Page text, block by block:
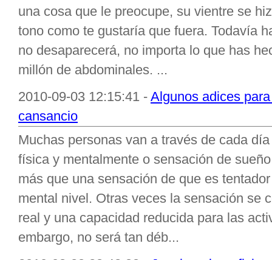
una cosa que le preocupe, su vientre se
tono como te gustaría que fuera. Todavía
no desaparecerá, no importa lo que has
millón de abdominales. ...
2010-09-03 12:15:41 - Algunos adices
cansancio
Muchas personas van a través de cada
física y mentalmente o sensación de
más que una sensación de que es
mental nivel. Otras veces la sensación se
real y una capacidad reducida para las
embargo, no será tan déb...